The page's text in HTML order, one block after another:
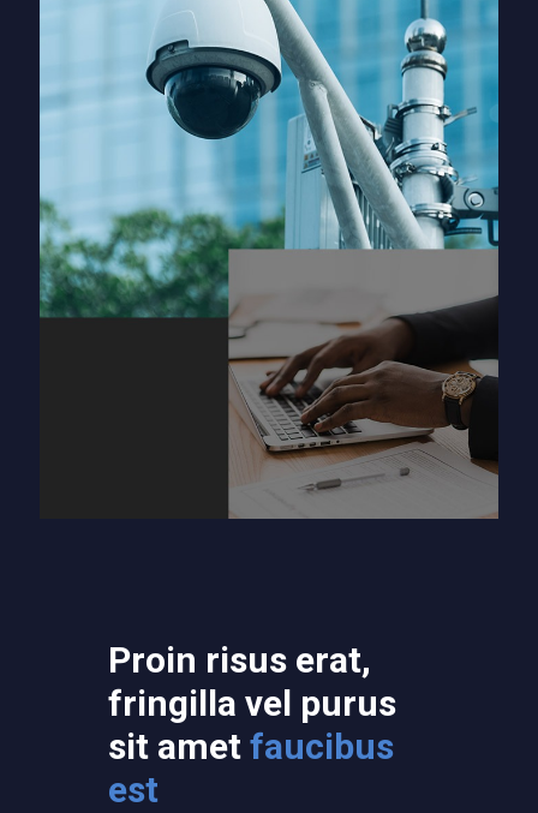
Proin risus erat,
fringilla vel purus
sit ametfaucibus
est